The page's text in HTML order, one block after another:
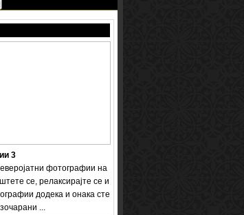
3
фотографии на
се, релаксирајте се и
додека и онака сте
...